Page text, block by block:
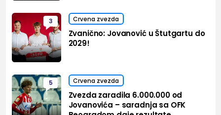
3 Crvena zvezda
Zvanično: Jovanović u Štutgartu do
2029!
5 Crvena zvezda
Zvezda zaradila 6.000.000 od
Jovanovića – saradnja sa OFK